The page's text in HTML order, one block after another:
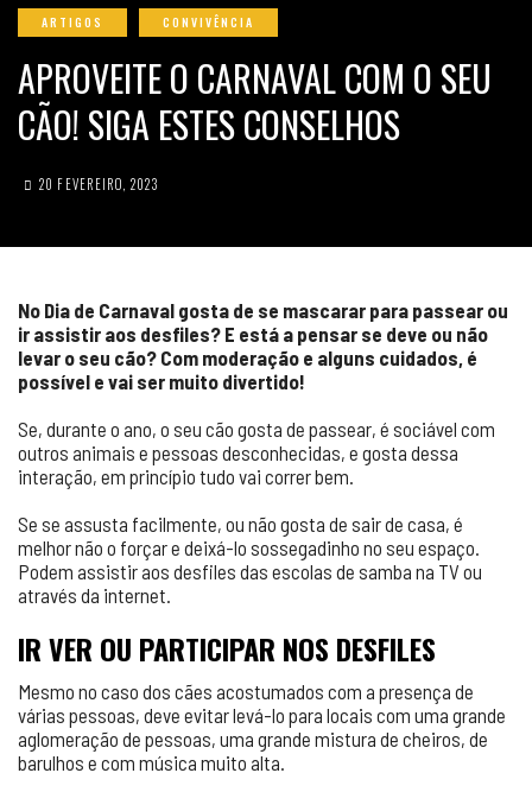
ARTIGOS CONVIVÊNCIA
APROVEITE O CARNAVAL COM O SEU
CÃO! SIGA ESTES CONSELHOS
20 FEVEREIRO, 2023
No Dia de Carnaval gosta de se mascarar para passear ou
ir assistir aos desfiles? E está a pensar se deve ou não
levar o seu cão? Com moderação e alguns cuidados, é
possível e vai ser muito divertido!
Se, durante o ano, o seu cão gosta de passear, é sociável com
outros animais e pessoas desconhecidas, e gosta dessa
interação, em princípio tudo vai correr bem.
Se se assusta facilmente, ou não gosta de sair de casa, é
melhor não o forçar e deixá-lo sossegadinho no seu espaço.
Podem assistir aos desfiles das escolas de samba na TV ou
através da internet.
IR VER OU PARTICIPAR NOS DESFILES
Mesmo no caso dos cães acostumados com a presença de
várias pessoas, deve evitar levá-lo para locais com uma grande
aglomeração de pessoas, uma grande mistura de cheiros, de
barulhos e com música muito alta.